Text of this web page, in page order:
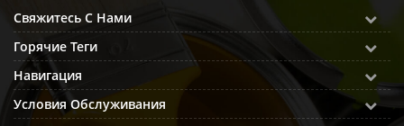
Свяжитесь С Нами
Горячие Теги
Навигация
Условия Обслуживания